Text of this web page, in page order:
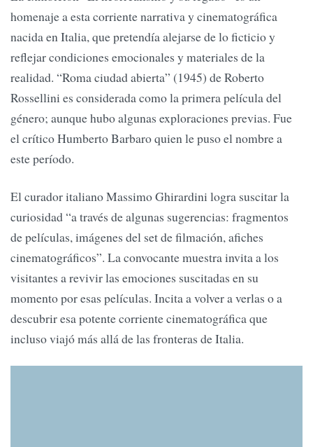
homenaje a esta corriente narrativa y cinematográfica
nacida en Italia, que pretendía alejarse de lo ficticio y
reflejar condiciones emocionales y materiales de la
realidad. “Roma ciudad abierta” (1945) de Roberto
Rossellini es considerada como la primera película del
género; aunque hubo algunas exploraciones previas. Fue
el crítico Humberto Barbaro quien le puso el nombre a
este período.
El curador italiano Massimo Ghirardini logra suscitar la
curiosidad “a través de algunas sugerencias: fragmentos
de películas, imágenes del set de filmación, afiches
cinematográficos”. La convocante muestra invita a los
visitantes a revivir las emociones suscitadas en su
momento por esas películas. Incita a volver a verlas o a
descubrir esa potente corriente cinematográfica que
incluso viajó más allá de las fronteras de Italia.